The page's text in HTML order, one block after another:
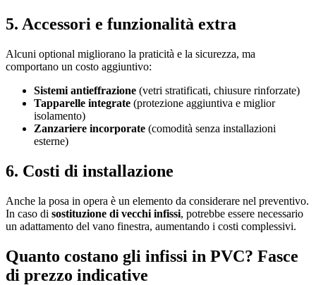
5. Accessori e funzionalità extra
Alcuni optional migliorano la praticità e la sicurezza, ma
comportano un costo aggiuntivo:
Sistemi antieffrazione (vetri stratificati, chiusure rinforzate)
Tapparelle integrate (protezione aggiuntiva e miglior
isolamento)
Zanzariere incorporate (comodità senza installazioni
esterne)
6. Costi di installazione
Anche la posa in opera è un elemento da considerare nel preventivo.
In caso di sostituzione di vecchi infissi, potrebbe essere necessario
un adattamento del vano finestra, aumentando i costi complessivi.
Quanto costano gli infissi in PVC? Fasce
di prezzo indicative